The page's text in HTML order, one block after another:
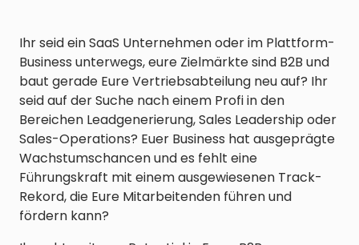
Ihr seid ein SaaS Unternehmen oder im Plattform-
Business unterwegs, eure Zielmärkte sind B2B und
baut gerade Eure Vertriebsabteilung neu auf? Ihr
seid auf der Suche nach einem Profi in den
Bereichen Leadgenerierung, Sales Leadership oder
Sales-Operations? Euer Business hat ausgeprägte
Wachstumschancen und es fehlt eine
Führungskraft mit einem ausgewiesenen Track-
Rekord, die Eure Mitarbeitenden führen und
fördern kann?